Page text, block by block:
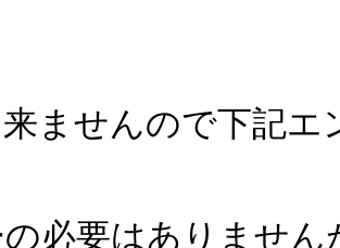
ませんので下記エ
必要はありませ